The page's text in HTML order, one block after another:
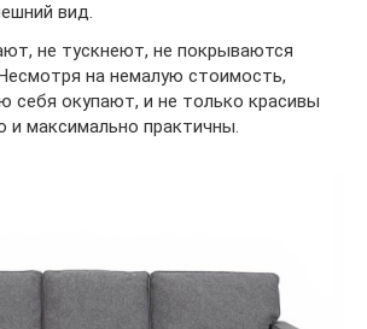
вид.
не тускнеют, не покрываются
на немалую стоимость,
себя окупают, и не только красивы
и максимально практичны.